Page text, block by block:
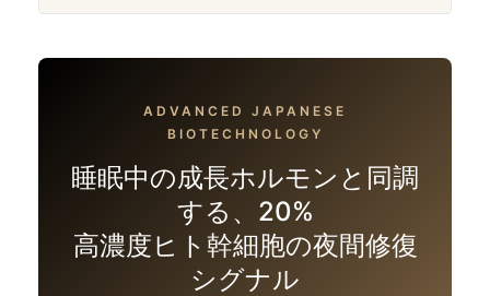
ADVANCED JAPANESE
BIOTECHNOLOGY
睡眠中の成長ホルモンと同調
する、20%
高濃度ヒト幹細胞の夜間修復
シグナル